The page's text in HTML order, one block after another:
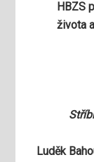
HBZS
života
Luděk